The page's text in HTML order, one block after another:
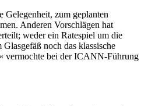
zum geplanten
Anderen Vorschlägen hat
weder ein Ratespiel um die
noch das klassische
vermochte bei der ICANN-Führung